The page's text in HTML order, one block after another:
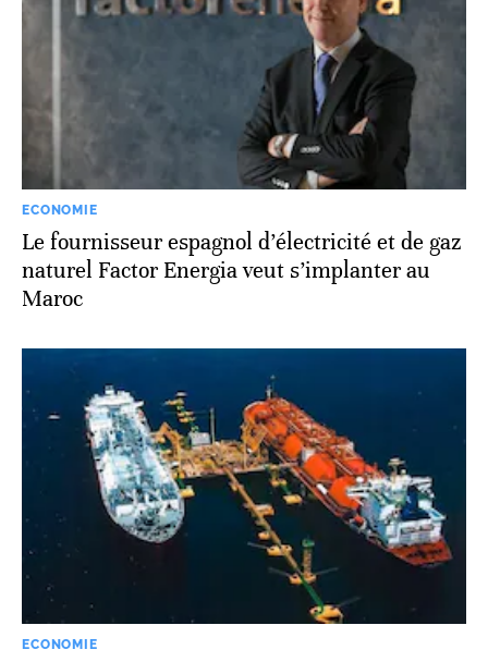
ECONOMIE
Le fournisseur espagnol d’électricité et de gaz
naturel Factor Energia veut s’implanter au
Maroc
ECONOMIE